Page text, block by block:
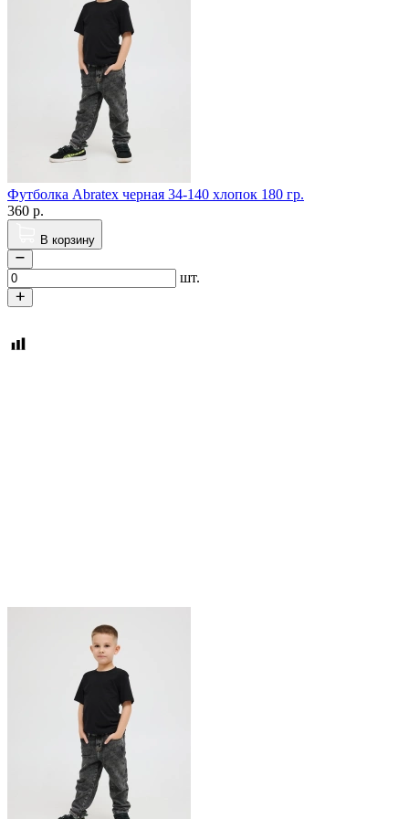
Футболка Abratex черная 34-140 хлопок 180 гр.
360 р.
В корзину
шт.